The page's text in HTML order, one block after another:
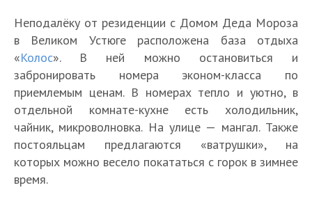
Неподалёку от резиденции с Домом Деда Мороза
в Великом Устюге расположена база отдыха
«Колос». В ней можно остановиться и
забронировать номера эконом-класса по
приемлемым ценам. В номерах тепло и уютно, в
отдельной комнате-кухне есть холодильник,
чайник, микроволновка. На улице — мангал. Также
постояльцам предлагаются «ватрушки», на
которых можно весело покататься с горок в зимнее
время.